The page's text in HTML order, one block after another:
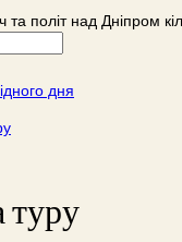
та політ над Дніпром
дня
туру